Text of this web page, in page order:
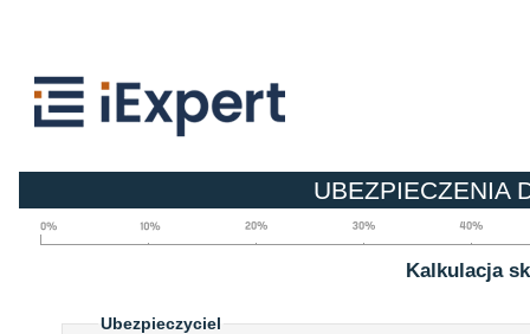
UBEZPIECZENIA
Kalkulacja
Ubezpieczyciel